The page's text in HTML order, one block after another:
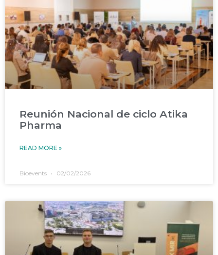
Reunión Nacional de ciclo Atika
Pharma
READ MORE »
Bioevents 02/02/2026